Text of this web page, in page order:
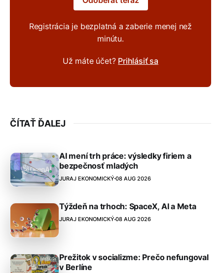
Registrácia je bezplatná a zaberie menej než
minútu.
Už máte účet? Prihlásiť sa
ČÍTAŤ ĎALEJ
AI mení trh práce: výsledky firiem a
bezpečnosť mladých
JURAJ EKONOMICKÝ 08 AUG 2026
Týždeň na trhoch: SpaceX, AI a Meta
JURAJ EKONOMICKÝ 08 AUG 2026
Prežitok v socializme: Prečo nefungoval
v Berlíne